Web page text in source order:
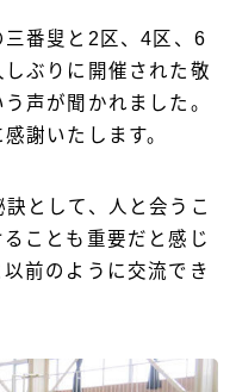
番叟と2区、4区、6
ぶりに開催された敬
声が聞かれました。
謝いたします。
として、人と会うこ
ことも重要だと感じ
前のように交流でき